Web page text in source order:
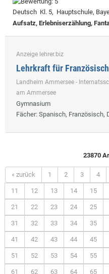
Deutsch Kl. 5, Hauptschule,
Aufsatz, Erlebniserzählung,
Anzeige lehrer.biz
Lehrkraft für
Landheim Ammersee -
am Ammersee
Gymnasium
Fächer: Spanisch, Französisch,
23870
« zurück 1 2 3 4
11 12 13 14 15
21 22 23 24 25
31 32 33 34 35
41 42 43 44 45
51 52 53 54 55
61 62 63 64 65